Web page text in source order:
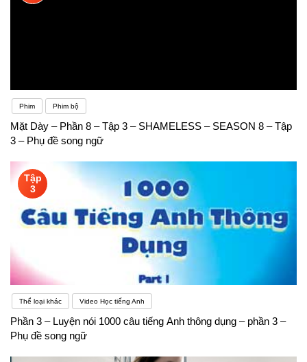
Phim Phim bộ
Mặt Dày – Phần 8 – Tập 3 – SHAMELESS – SEASON 8 – Tập
3 – Phụ đề song ngữ
Tập
3
Thể loại khác Video Học tiếng Anh
Phần 3 – Luyện nói 1000 câu tiếng Anh thông dụng – phần 3 –
Phụ đề song ngữ